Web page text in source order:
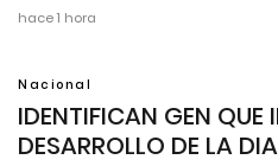
hace 1 hora
Nacional
IDENTIFICAN GEN QUE
DESARROLLO DE LA